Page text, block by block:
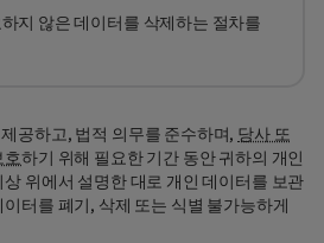
지 않은 데이터를 삭제하는 절차를
공하고, 법적 의무를 준수하며, 당사 또
호하기 위해 필요한 기간 동안 귀하의 개인
위에서 설명한 대로 개인 데이터를 보관
터를 폐기, 삭제 또는 식별 불가능하게